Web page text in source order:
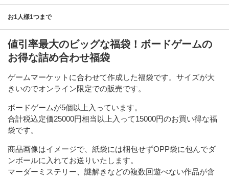
お1人様1つまで
値引率最大のビッグな福袋！ボードゲームの
お得な詰め合わせ福袋
ゲームマーケットに合わせて作成した福袋です。サイズが大
きいのでオンライン限定での販売です。
ボードゲームが5個以上入っています。
合計税込定価25000円相当以上入って15000円のお買い得な福
袋です。
商品画像はイメージで、紙袋には梱包せずOPP袋に包んでダ
ンボールに入れてお送りいたします。
マーダーミステリー、謎解きなどの複数回遊べない作品が含